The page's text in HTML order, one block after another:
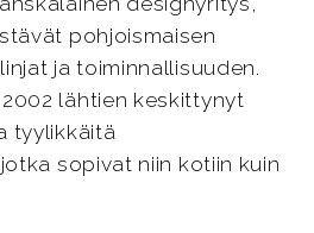
pohjoismaisen
ja toiminnallisuuden.
lähtien keskittynyt
tyylikkäitä
sopivat niin kotiin kuin